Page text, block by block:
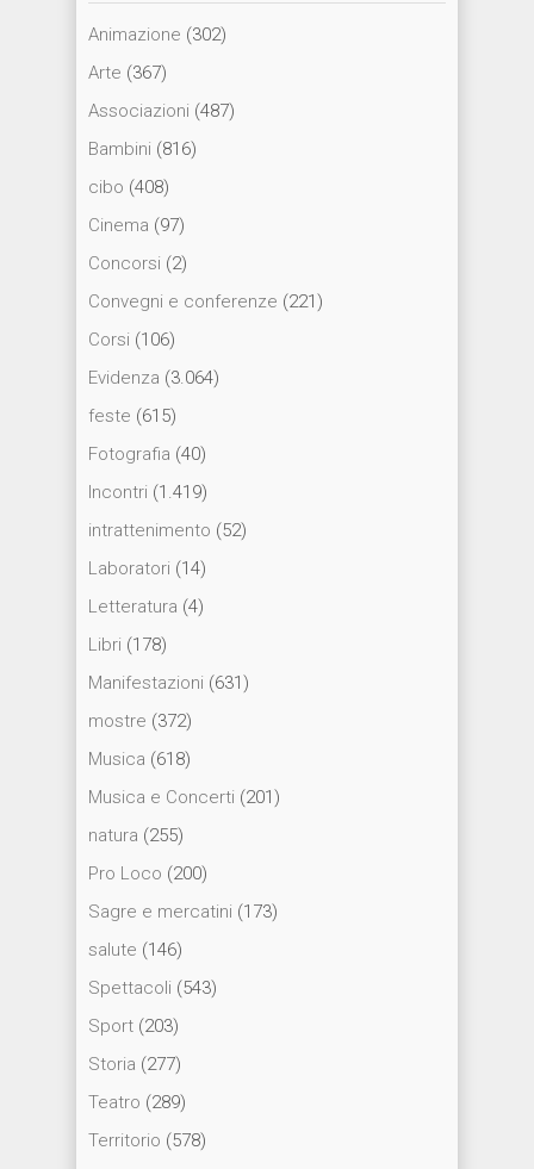
Animazione (302)
Arte (367)
Associazioni (487)
Bambini (816)
cibo (408)
Cinema (97)
Concorsi (2)
Convegni e conferenze (221)
Corsi (106)
Evidenza (3.064)
feste (615)
Fotografia (40)
Incontri (1.419)
intrattenimento (52)
Laboratori (14)
Letteratura (4)
Libri (178)
Manifestazioni (631)
mostre (372)
Musica (618)
Musica e Concerti (201)
natura (255)
Pro Loco (200)
Sagre e mercatini (173)
salute (146)
Spettacoli (543)
Sport (203)
Storia (277)
Teatro (289)
Territorio (578)